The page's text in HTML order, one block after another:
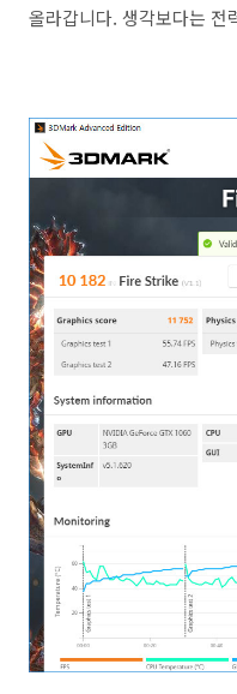
올라갑니다. 생각보다는 전